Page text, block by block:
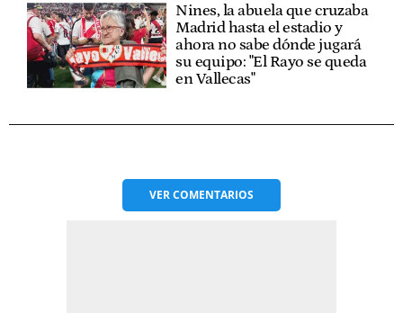
Nines, la abuela que cruzaba
Madrid hasta el estadio y
ahora no sabe dónde jugará
su equipo: "El Rayo se queda
en Vallecas"
VERCOMENTARIOS